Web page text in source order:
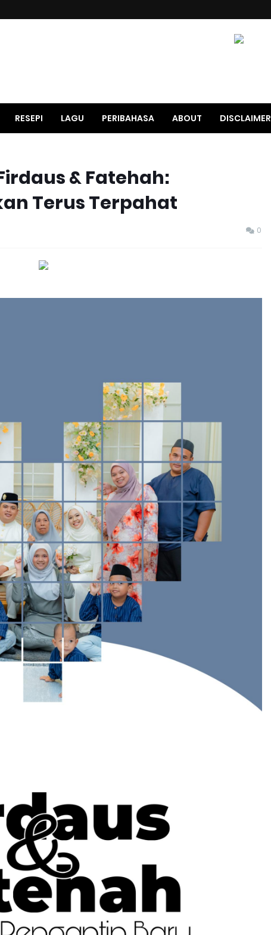
RESEPI LAGU PERIBAHASA ABOUT DISCLAIMER
& Fatehah:
Terus Terpahat
0